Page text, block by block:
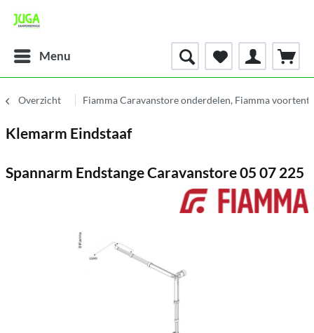
Menu
Overzicht Fiamma Caravanstore onderdelen, Fiamma voortent
Klemarm Eindstaaf
Spannarm Endstange Caravanstore 05 07 225